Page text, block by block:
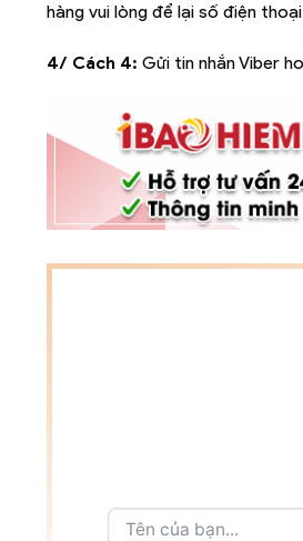
hàng vui lòng để lại số điện
4/ Cách 4: Gửi tin nhắn Viber